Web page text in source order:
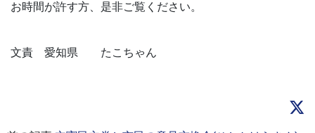
お時間が許す方、是非ご覧ください。
文責 愛知県 たこちゃん